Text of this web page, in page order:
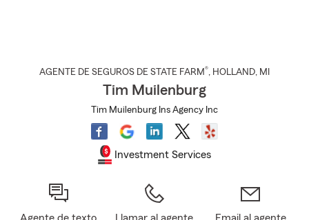
AGENTE DE SEGUROS DE STATE FARM®, HOLLAND, MI
Tim Muilenburg
Tim Muilenburg Ins Agency Inc
Investment Services